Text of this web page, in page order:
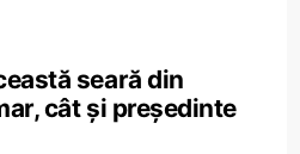
seară din
cât și președinte